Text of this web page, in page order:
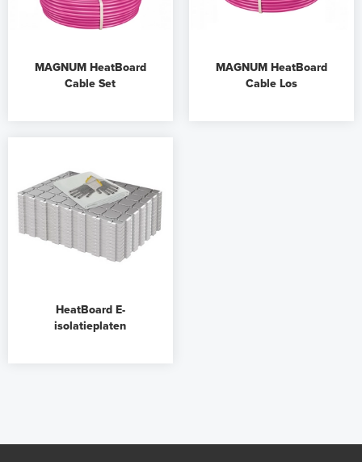
MAGNUM HeatBoard
Cable Set
MAGNUM HeatBoard
Cable Los
HeatBoard E-
isolatieplaten